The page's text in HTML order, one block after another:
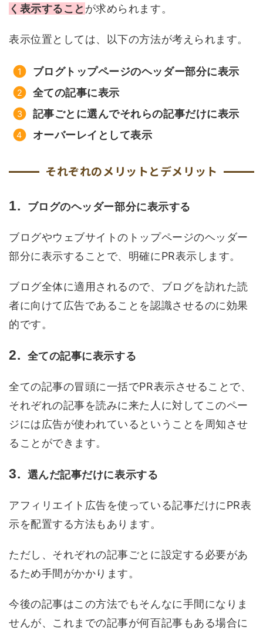
く表示すること が求められます。
表示位置としては、以下の方法が考えられます。
ブログトップページのヘッダー部分に表示
全ての記事に表示
記事ごとに選んでそれらの記事だけに表示
オーバーレイとして表示
それぞれのメリットとデメリット
ブログのヘッダー部分に表示する
ブログやウェブサイトのトップページのヘッダー
部分に表示することで、明確にPR表示します。
ブログ全体に適用されるので、ブログを訪れた読
者に向けて広告であることを認識させるのに効果
的です。
全ての記事に表示する
全ての記事の冒頭に一括でPR表示させることで、
それぞれの記事を読みに来た人に対してこのペー
ジには広告が使われているということを周知させ
ることができます。
選んだ記事だけに表示する
アフィリエイト広告を使っている記事だけにPR表
示を配置する方法もあります。
ただし、それぞれの記事ごとに設定する必要があ
るため手間がかかります。
今後の記事はこの方法でもそんなに手間になりま
せんが、これまでの記事が何百記事もある場合に